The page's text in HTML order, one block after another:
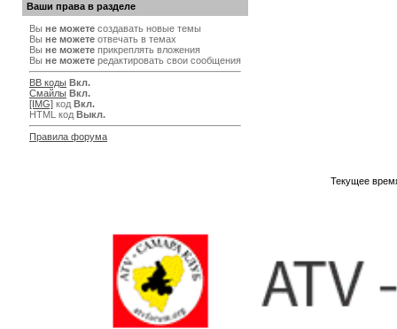
Ваши права в разделе
Вы не можете создавать новые темы
Вы не можете отвечать в темах
Вы не можете прикреплять вложения
Вы не можете редактировать свои сообщения
BB коды Вкл.
Смайлы Вкл.
[IMG] код Вкл.
HTML код Выкл.
Правила форума
Текущее